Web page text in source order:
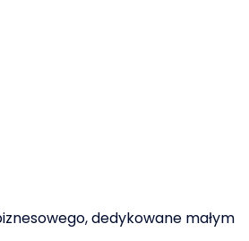
dedykowane małym